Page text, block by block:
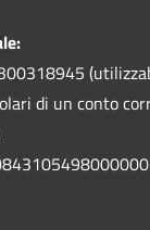
di un conto